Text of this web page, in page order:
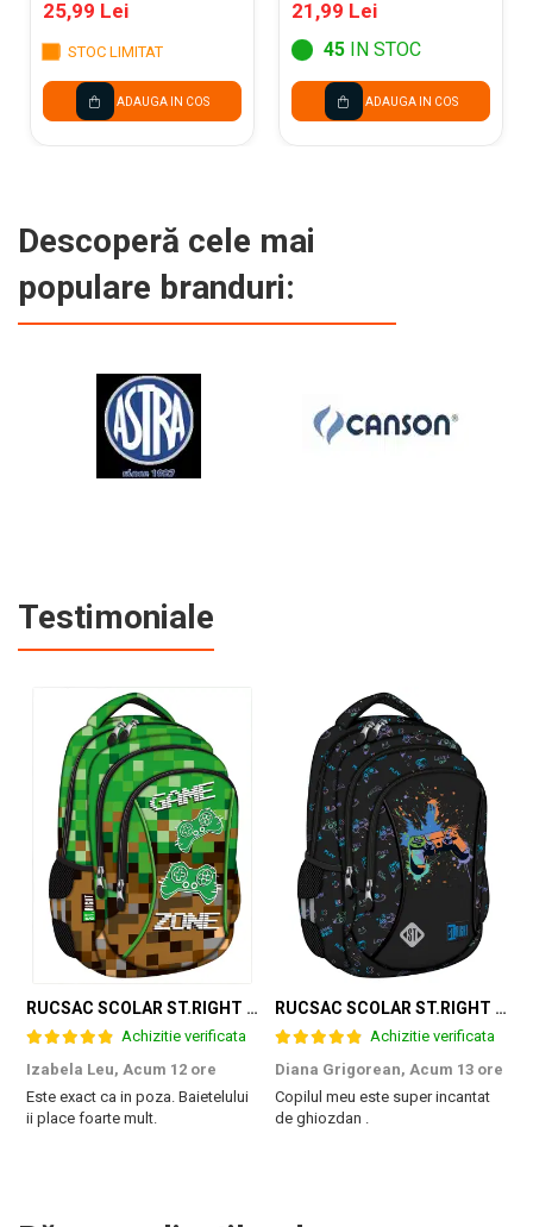
12/SET FC111200
25,99 Lei
STOC LIMITAT
ADAUGA IN COS
RADIERA
206023901
21,99 Lei
45 IN STOC
ADAUGA IN COS
Descoperă cele mai
populare branduri:
Testimoniale
RUCSAC SCOLAR ST.RIGHT 3 COMPARTIMENTE GAME ZONE BP-26 301384
Achizitie verificata
Izabela Leu, Acum 12 ore
Este exact ca in poza. Baietelului
ii place foarte mult.
RUCSAC SCOLAR ST.RIGHT 3 COMPARTIMENTE GAME CONTROLLER SPLASH BP-26 697562
Achizitie verificata
Diana Grigorean, Acum 13 ore
Copilul meu este super incantat
de ghiozdan .